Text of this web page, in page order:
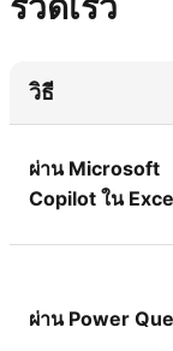
วิธี
ผ่าน Microsoft
Copilot ใน
ผ่าน Power